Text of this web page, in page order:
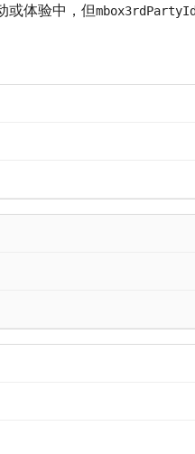
或体验中，但mbox3rdPartyId